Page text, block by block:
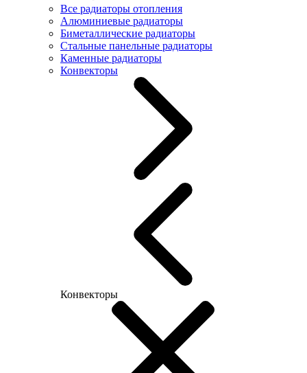
Все радиаторы отопления
Алюминиевые радиаторы
Биметаллические радиаторы
Стальные панельные радиаторы
Каменные радиаторы
Конвекторы
Конвекторы